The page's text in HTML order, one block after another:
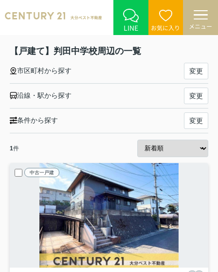
LINE お気に入り メニュー
【戸建て】判田中学校周辺の一覧
市区町村から探す 変更
沿線・駅から探す 変更
条件から探す 変更
1件
中古一戸建